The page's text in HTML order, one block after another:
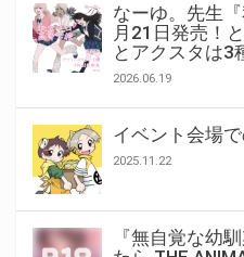
なーゆ。先生
月21日発売！
とアクスタは3
2026.06.19
イベント会場
2025.11.22
『無自覚な幼